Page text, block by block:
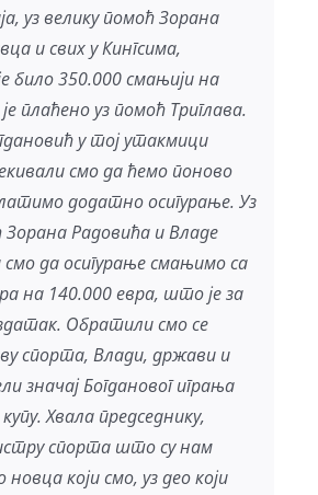
уз велику помоћ Зорана
и свих у Кингсима,
било 350.000 смањији на
плаћено уз помоћ Триглава.
у тој утакмици
смо да ћемо поново
додатно осигурање. Уз
Зорана Радовића и Владе
смо да осигурање смањимо са
на 140.000 евра, што је за
Обратили смо се
спорта, Влади, држави и
значај Богдановог играња
Хвала председнику,
спорта што су нам
који смо, уз део који